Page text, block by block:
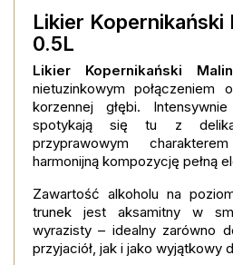
Likier Kopernikański
0.5L
Likier Kopernikański
nietuzinkowym połączeniem
korzennej głębi.
spotykają się tu z
przyprawowym
harmonijną kompozycję pełną
Zawartość alkoholu na
trunek jest aksamitny w
wyrazisty – idealny zarówno
przyjaciół, jak i jako wyjątkowy